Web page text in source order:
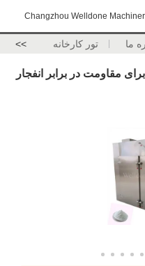
Changzhou Welldone
ما تور کارخانه >>
اجاق گاز خشک کن تجاری SUS304 برای مقاومت در برابر انفجار